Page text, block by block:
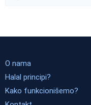
O nama
Halal principi?
Kako funkcionišemo?